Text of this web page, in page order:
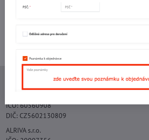
Kontaktujte nás:
+420 577 523 563
Ing. Vojtěch Lečbych - IVL
IČO: 60560908
DIČ: CZ5602130809
ALRIVA s.r.o.